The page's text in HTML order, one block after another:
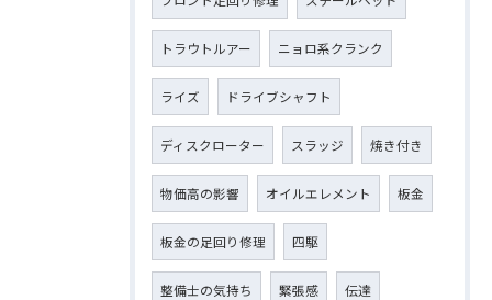
トラウトルアー ニョロ系クランク
ライズ ドライブシャフト
ディスクローター スラッジ 焼き付き
物価高の影響 オイルエレメント 板金
板金の足回り修理 四駆
整備士の気持ち 緊張感 伝達